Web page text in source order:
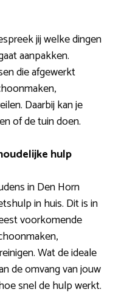
jij welke dingen
aanpakken.
die afgewerkt
Daarbij kan je
of de tuin doen.
hulp
in Den Horn
in huis. Dit is in
voorkomende
Wat de ideale
de omvang van jouw
snel de hulp werkt.